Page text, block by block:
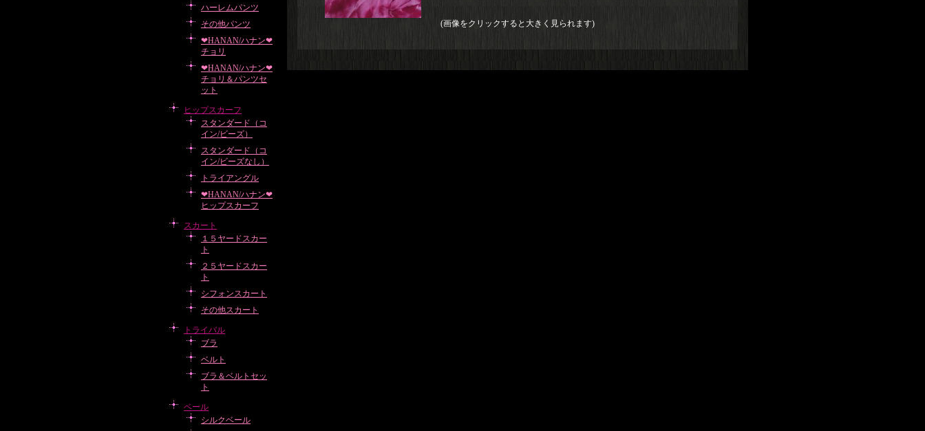
ハーレムパンツ
その他パンツ
❤HANAN/ハナン❤
チョリ
❤HANAN/ハナン❤
チョリ＆パンツセ
ット
ヒップスカーフ
スタンダード（コ
イン/ビーズ）
スタンダード（コ
イン/ビーズなし）
トライアングル
❤HANAN/ハナン❤
ヒップスカーフ
スカート
１５ヤードスカー
ト
２５ヤードスカー
ト
シフォンスカート
その他スカート
トライバル
ブラ
ベルト
ブラ＆ベルトセッ
ト
ベール
シルクベール
(画像をクリックすると大きく見られます)